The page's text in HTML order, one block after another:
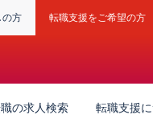
の方 転職支援をご希望の方
の求人検索 転職支援